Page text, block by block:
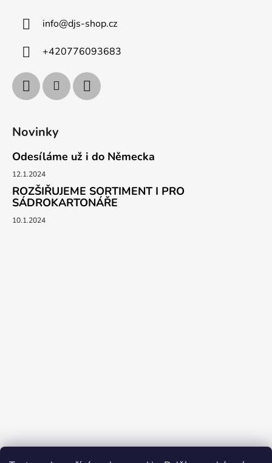
info@djs-shop.cz
+420776093683
Novinky
Odesíláme už i do Německa
12.1.2024
ROZŠIŘUJEME SORTIMENT I PRO
SÁDROKARTONÁŘE
10.1.2024